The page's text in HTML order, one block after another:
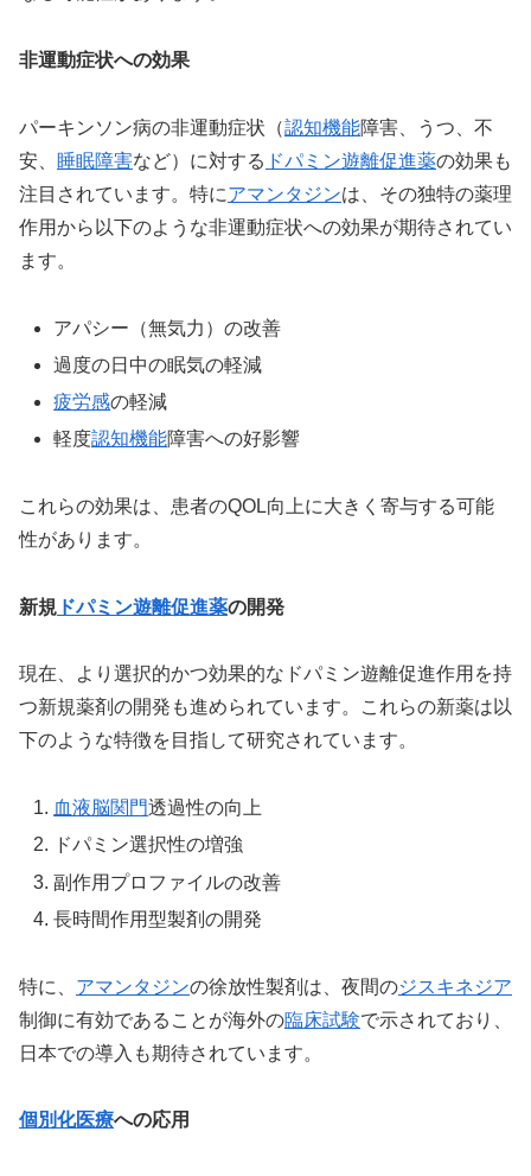
非運動症状への効果
パーキンソン病の非運動症状（認知機能障害、うつ、不
安、
睡眠障害など）に対する ドパミン遊離促進薬の効果も
注目されています。特にアマンタジンは、その独特の薬理
作用から以下のような非運動症状への効果が期待されてい
ます。
アパシー（無気力）の改善
過度の日中の眠気の軽減
疲労感の軽減
軽度認知機能障害への好影響
これらの効果は、患者のQOL向上に大きく寄与する可能
性があります。
新規 ドパミン遊離促進薬の開発
現在、より選択的かつ効果的なドパミン遊離促進作用を持
つ新規薬剤の開発も進められています。これらの新薬は以
下のような特徴を目指して研究されています。
血液脳関門透過性の向上
ドパミン選択性の増強
副作用プロファイルの改善
長時間作用型製剤の開発
特に、 アマンタジンの徐放性製剤は、夜間のジスキネジア
制御に有効であることが海外の臨床試験で示されており、
日本での導入も期待されています。
個別化医療への応用